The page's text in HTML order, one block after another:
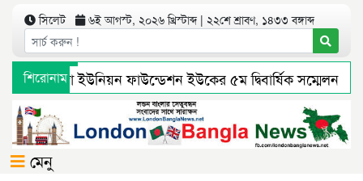
সিলেট ৬ই আগস্ট, ২০২৬ খ্রিস্টাব্দ | ২২শে শ্রাবণ, ১৪৩৩ বঙ্গাব্দ
শিরোনাম
বুরুঙ্গা ইউনিয়ন ফাউন্ডেশন ইউকের ৫ম দ্বিবার্ষিক সম্মেলন ও
সিলেট-ঢাকা মহাসড়কের ৬ লেন কাজে থাকছে না কোনো বাঁধা
মেনু